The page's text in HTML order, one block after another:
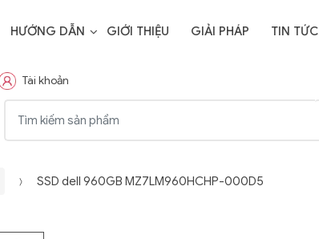
HƯỚNG DẪN GIỚI THIỆU GIẢI PHÁP
TIN TỨC
Tài khoản
SSD dell 960GB MZ7LM960HCHP-000D5